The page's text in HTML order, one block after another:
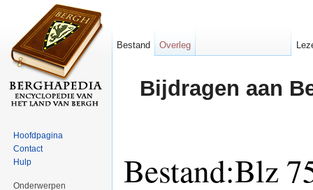
Bijdragen aan
Bestand:Blz
Bestand Overleg
Hoofdpagina
Contact
Hulp
Onderwerpen